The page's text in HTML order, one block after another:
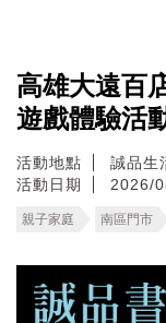
高雄大遠百
遊戲體驗活
活動地點
誠品生
活動日期
2026/
親子家庭 南區門市